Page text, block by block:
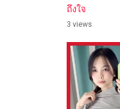
ถึงใจ
3 views